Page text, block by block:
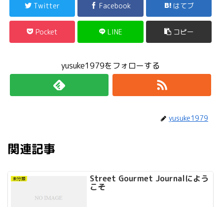
Twitter Facebook はてブ
Pocket LINE コピー
yusuke1979をフォローする
yusuke1979
関連記事
未分類 Street Gourmet Journalによう
こそ